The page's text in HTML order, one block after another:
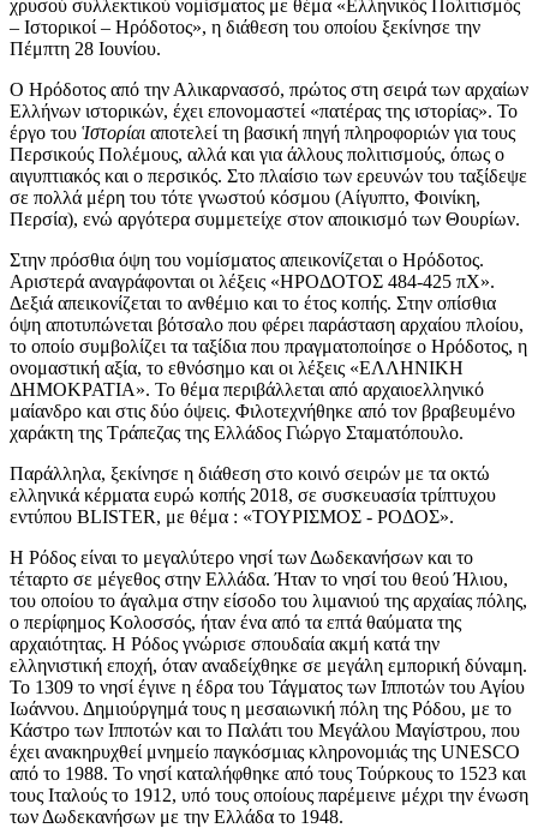
χρυσού συλλεκτικού νομίσματος με θέμα «Ελληνικός Πολιτισμός
– Ιστορικοί – Ηρόδοτος», η διάθεση του οποίου ξεκίνησε την
Πέμπτη 28 Ιουνίου.
Ο Ηρόδοτος από την Αλικαρνασσό, πρώτος στη σειρά των αρχαίων
Ελλήνων ιστορικών, έχει επονομαστεί «πατέρας της ιστορίας». Το
έργο του Ἱστορίαι αποτελεί τη βασική πηγή πληροφοριών για τους
Περσικούς Πολέμους, αλλά και για άλλους πολιτισμούς, όπως ο
αιγυπτιακός και ο περσικός. Στο πλαίσιο των ερευνών του ταξίδεψε
σε πολλά μέρη του τότε γνωστού κόσμου (Αίγυπτο, Φοινίκη,
Περσία), ενώ αργότερα συμμετείχε στον αποικισμό των Θουρίων.
Στην πρόσθια όψη του νομίσματος απεικονίζεται ο Ηρόδοτος.
Αριστερά αναγράφονται οι λέξεις «ΗΡΟΔΟΤΟΣ 484-425 πΧ».
Δεξιά απεικονίζεται το ανθέμιο και το έτος κοπής. Στην οπίσθια
όψη αποτυπώνεται βότσαλο που φέρει παράσταση αρχαίου πλοίου,
το οποίο συμβολίζει τα ταξίδια που πραγματοποίησε ο Ηρόδοτος, η
ονομαστική αξία, το εθνόσημο και οι λέξεις «ΕΛΛΗΝΙΚΗ
ΔΗΜΟΚΡΑΤΙΑ». Το θέμα περιβάλλεται από αρχαιοελληνικό
μαίανδρο και στις δύο όψεις. Φιλοτεχνήθηκε από τον βραβευμένο
χαράκτη της Τράπεζας της Ελλάδος Γιώργο Σταματόπουλο.
Παράλληλα, ξεκίνησε η διάθεση στο κοινό σειρών με τα οκτώ
ελληνικά κέρματα ευρώ κοπής 2018, σε συσκευασία τρίπτυχου
εντύπου BLISTER, με θέμα : «ΤΟΥΡΙΣΜΟΣ - ΡΟΔΟΣ».
Η Ρόδος είναι το μεγαλύτερο νησί των Δωδεκανήσων και το
τέταρτο σε μέγεθος στην Ελλάδα. Ήταν το νησί του θεού Ήλιου,
του οποίου το άγαλμα στην είσοδο του λιμανιού της αρχαίας πόλης,
ο περίφημος Κολοσσός, ήταν ένα από τα επτά θαύματα της
αρχαιότητας. Η Ρόδος γνώρισε σπουδαία ακμή κατά την
ελληνιστική εποχή, όταν αναδείχθηκε σε μεγάλη εμπορική δύναμη.
Το 1309 το νησί έγινε η έδρα του Τάγματος των Ιπποτών του Αγίου
Ιωάννου. Δημιούργημά τους η μεσαιωνική πόλη της Ρόδου, με το
Κάστρο των Ιπποτών και το Παλάτι του Μεγάλου Μαγίστρου, που
έχει ανακηρυχθεί μνημείο παγκόσμιας κληρονομιάς της UNESCO
από το 1988. Το νησί καταλήφθηκε από τους Τούρκους το 1523 και
τους Ιταλούς το 1912, υπό τους οποίους παρέμεινε μέχρι την ένωση
των Δωδεκανήσων με την Ελλάδα το 1948.